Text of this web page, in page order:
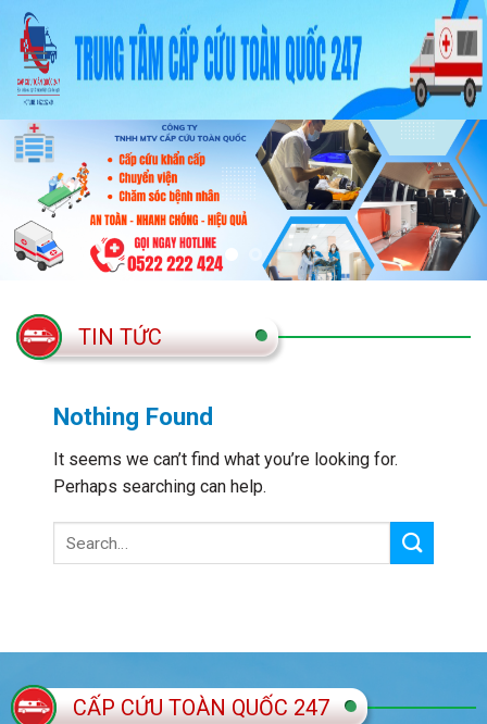
Skip
content
TIN TỨC
Nothing Found
It seems we can’t find what you’re looking for.
Perhaps searching can help.
CẤP CỨU TOÀN QUỐC 247